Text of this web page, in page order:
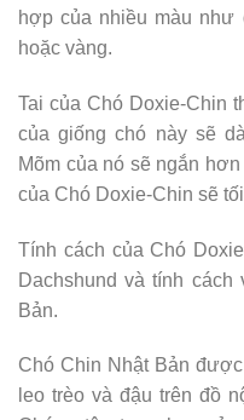
hợp của nhiều màu như
hoặc vàng.
Tai của Chó Doxie-Chin
của giống chó này sẽ
Mõm của nó sẽ ngắn
của Chó Doxie-Chin sẽ
Tính cách của Chó
Dachshund và tính
Bản.
Chó Chin Nhật Bản
leo trèo và đậu trên đồ